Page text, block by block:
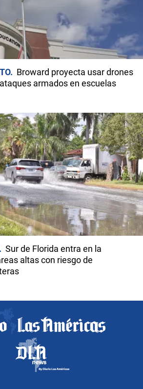
Broward proyecta usar drones
armados en escuelas
Sur de Florida entra en la
altas con riesgo de